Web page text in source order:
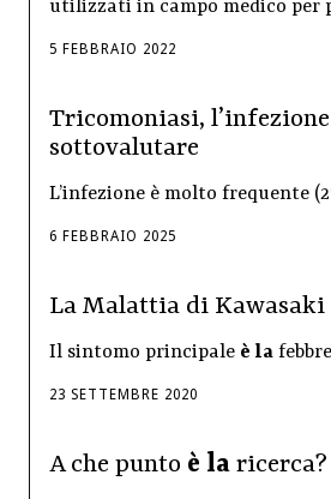
utilizzati in campo medico per
5 FEBBRAIO 2022
Tricomoniasi,
sottovalutare
L’infezione è molto frequente
6 FEBBRAIO 2025
La Malattia di
Il sintomo principale è la
23 SETTEMBRE 2020
A che punto è la ricerca?